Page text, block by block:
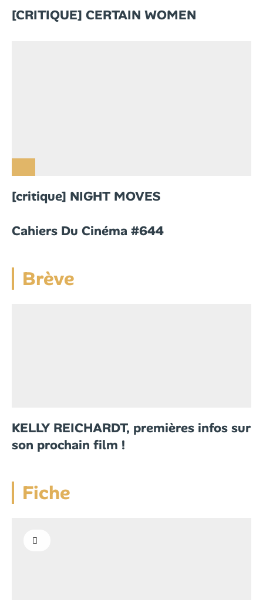
[CRITIQUE] CERTAIN WOMEN
[critique] NIGHT MOVES
Cahiers Du Cinéma #644
Brève
KELLY REICHARDT, premières infos sur
son prochain film !
Fiche